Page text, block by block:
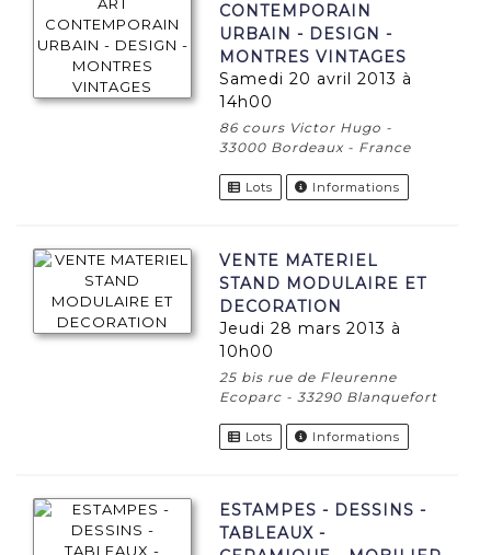
CONTEMPORAIN
URBAIN - DESIGN -
MONTRES VINTAGES
samedi 20 avril 2013 à
14h00
86 cours Victor Hugo -
33000 Bordeaux - France
Lots Informations
VENTE MATERIEL
STAND MODULAIRE ET
DECORATION
jeudi 28 mars 2013 à
10h00
25 bis rue de Fleurenne
Ecoparc - 33290 Blanquefort
Lots Informations
ESTAMPES - DESSINS -
TABLEAUX -